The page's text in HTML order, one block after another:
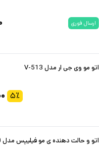
ارسال فوری
اتو مو وی جی ار مدل V-513
۵٪
اتو و حالت دهنده ی مو فیلیپس مدل BHS530